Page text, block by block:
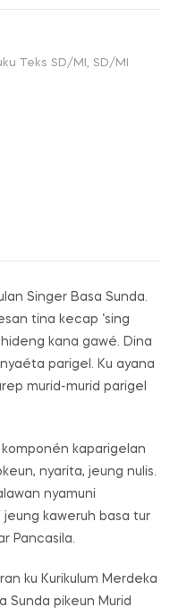
Teks SD/MI , SD/MI
Singer Basa Sunda.
tina kecap ‘sing
kana gawé. Dina
parigel. Ku ayana
murid-murid parigel
komponén kaparigelan
nyarita, jeung nulis.
nyamuni
kaweruh basa tur
Pancasila.
ku Kurikulum Merdeka
Sunda pikeun Murid